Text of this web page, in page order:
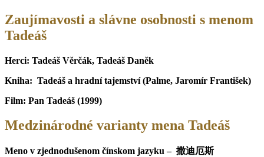
Zaujímavosti a slávne osobnosti s menom
Tadeáš
Herci: Tadeáš Věrčák, Tadeáš Daněk
Kniha: Tadeáš a hradní tajemství (Palme, Jaromír František)
Film: Pan Tadeáš (1999)
Medzinárodné varianty mena Tadeáš
Meno v zjednodušenom čínskom jazyku – 撒迪厄斯